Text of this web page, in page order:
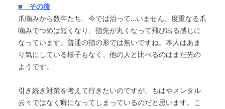
■ その後
爪噛みから数年たち、今では治って…いません。度重なる爪
噛みでつめは短くなり、指先が丸くなって飛び出る感じに
なっています。普通の指の形では無いですね。本人はあま
り気にしている様子もなく、他の人と比べるのはまだ先の
ようです。
引き続き対策を考えて行きたいのですが、もはやメンタル
云々ではなく癖になってしまっているのだと思います。こ